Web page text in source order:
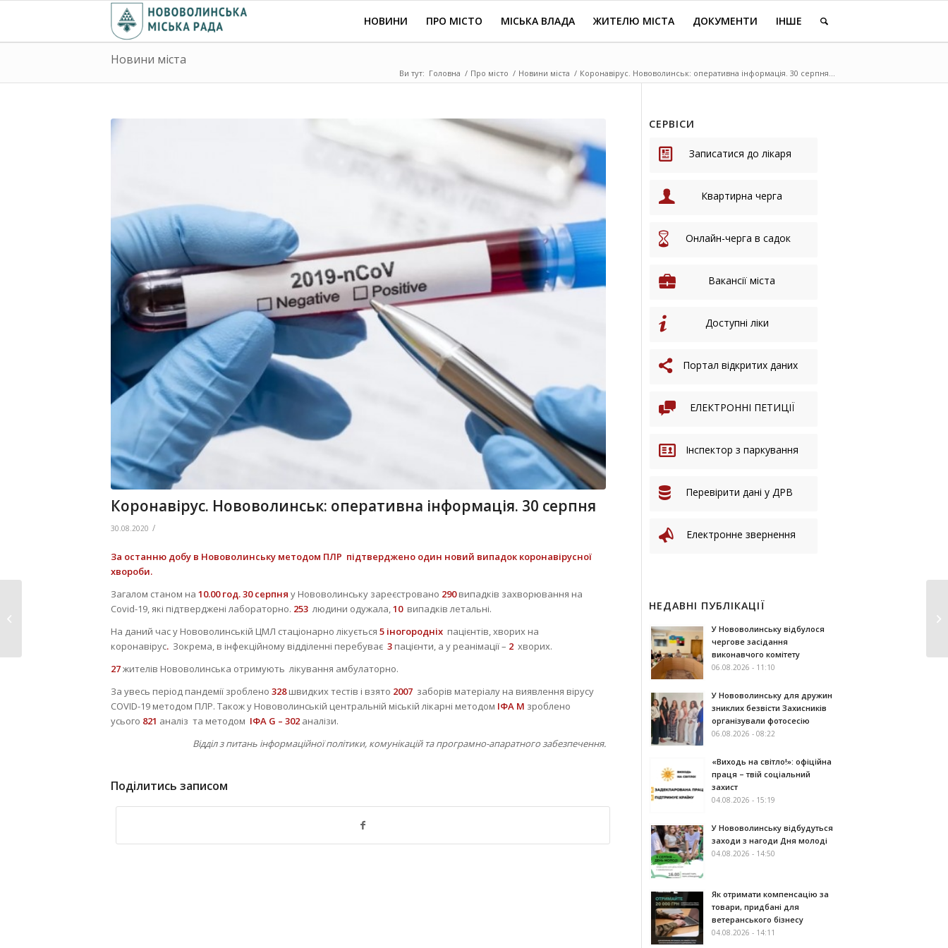
НОВИНИ ПРО МІСТО МІСЬКА ВЛАДА ЖИТЕЛЮ МІСТА ДОКУМЕНТИ ІНШЕ
Новини міста
Ви тут: Головна / Про місто / Новини міста / Коронавірус. Нововолинськ: оперативна інформація. 30 серпня...
Коронавірус. Нововолинськ: оперативна інформація. 30 серпня
30.08.2020 /
За останню добу в Нововолинську методом ПЛР підтверджено один новий випадок коронавірусної
хвороби.
Загалом станом на 10.00 год.30 серпня у Нововолинську зареєстровано 290випадків захворювання на
Covid-19, які підтверджені лабораторно. 253людини одужала,10 випадків летальні.
На даний час у Нововолинській ЦМЛ стаціонарно лікується 5 іногородніх пацієнтів, хворих на
коронавірус. Зокрема, в інфекційному відділенні перебуває 3 пацієнти, а у реанімації – 2 хворих.
27жителів Нововолинська отримують лікування амбулаторно.
За увесь період пандемії зроблено 328швидких тестів і взято 2007 заборів матеріалу на виявлення вірусу
COVID-19 методом ПЛР. Також у Нововолинській центральній міській лікарні методом ІФА М зроблено
усього 821 аналіз та методом ІФА G – 302 аналізи.
Відділ з питань інформаційної політики, комунікацій та програмно-апаратного забезпечення.
Поділитись записом
СЕРВІСИ
Записатися до лікаря
Квартирна черга
Онлайн-черга в садок
Вакансії міста
Доступні ліки
Портал відкритих даних
ЕЛЕКТРОННІ ПЕТИЦІЇ
Інспектор з паркування
Перевірити дані у ДРВ
Електронне звернення
НЕДАВНІ ПУБЛІКАЦІЇ
У Нововолинську відбулося
чергове засідання
виконавчого комітету
06.08.2026 - 11:10
У Нововолинську для дружин
зниклих безвісти Захисників
організували фотосесію
06.08.2026 - 08:22
«Виходь на світло!»: офіційна
праця – твій соціальний
захист
04.08.2026 - 15:19
У Нововолинську відбудуться
заходи з нагоди Дня молоді
04.08.2026 - 14:50
Як отримати компенсацію за
товари, придбані для
ветеранського бізнесу
04.08.2026 - 14:11